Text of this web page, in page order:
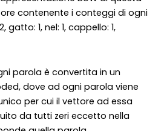
contenente i conteggi di ogni
1, nel: 1, cappello: 1,
parola è convertita in un
dove ad ogni parola viene
per cui il vettore ad essa
da tutti zeri eccetto nella